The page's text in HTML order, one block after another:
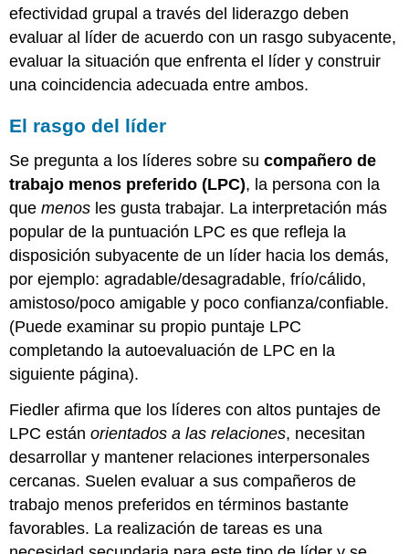
efectividad grupal a través del liderazgo deben
evaluar al líder de acuerdo con un rasgo subyacente,
evaluar la situación que enfrenta el líder y construir
una coincidencia adecuada entre ambos.
El rasgo del líder
Se pregunta a los líderes sobre sucompañero de
trabajo menos preferido (LPC), la persona con la
quemenos les gusta trabajar. La interpretación más
popular de la puntuación LPC es que refleja la
disposición subyacente de un líder hacia los demás,
por ejemplo: agradable/desagradable, frío/cálido,
amistoso/poco amigable y poco confianza/confiable.
(Puede examinar su propio puntaje LPC
completando la autoevaluación de LPC en la
siguiente página).
Fiedler afirma que los líderes con altos puntajes de
LPC estánorientados a las relaciones, necesitan
desarrollar y mantener relaciones interpersonales
cercanas. Suelen evaluar a sus compañeros de
trabajo menos preferidos en términos bastante
favorables. La realización de tareas es una